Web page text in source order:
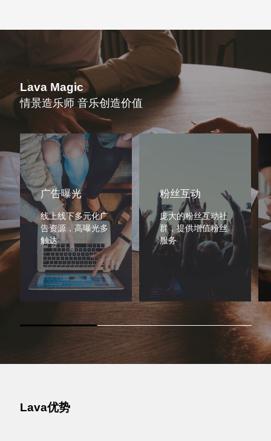
Lava Magic
情景造乐师 音乐创造价值
广告曝光
线上线下多元化广
告资源，高曝光多
触达
粉丝互动
庞大的粉丝互动社
群，提供增值粉丝
服务
Lava优势